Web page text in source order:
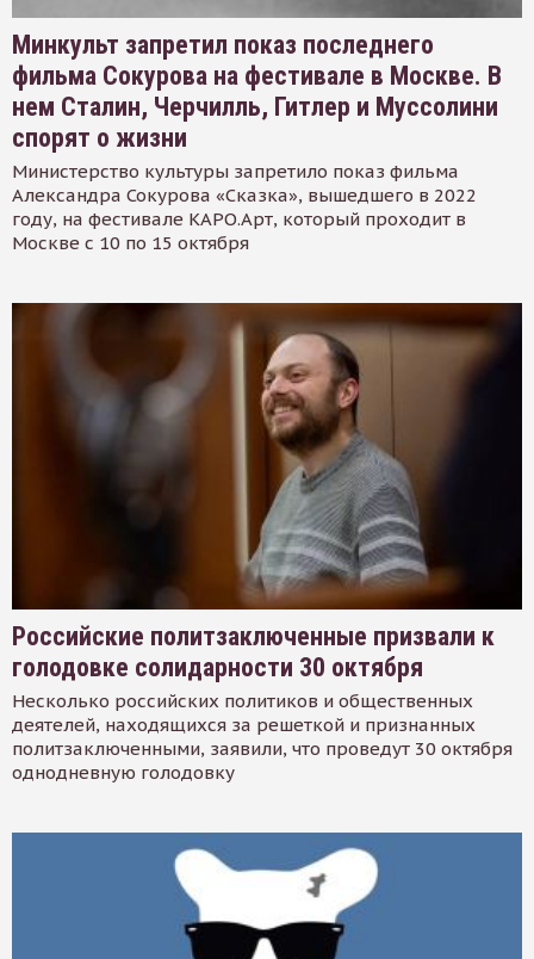
Минкульт запретил показ последнего
фильма Сокурова на фестивале в Москве. В
нем Сталин, Черчилль, Гитлер и Муссолини
спорят о жизни
Министерство культуры запретило показ фильма
Александра Сокурова «Сказка», вышедшего в 2022
году, на фестивале КАРО.Арт, который проходит в
Москве с 10 по 15 октября
Российские политзаключенные призвали к
голодовке солидарности 30 октября
Несколько российских политиков и общественных
деятелей, находящихся за решеткой и признанных
политзаключенными, заявили, что проведут 30 октября
однодневную голодовку